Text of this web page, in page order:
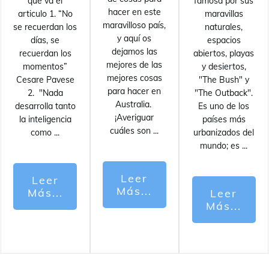
articulo 1. “No
se recuerdan los
días, se
recuerdan los
momentos”
Cesare Pavese
2. "Nada
desarrolla tanto
la inteligencia
como ...
Leer
Más...
hacer en este
maravilloso país,
y aquí os
dejamos las
mejores de las
mejores cosas
para hacer en
Australia.
¡Averiguar
cuáles son ...
Leer
Más...
maravillas
naturales,
espacios
abiertos, playas
y desiertos,
"The Bush" y
"The Outback".
Es uno de los
países más
urbanizados del
mundo; es ...
Leer
Más...